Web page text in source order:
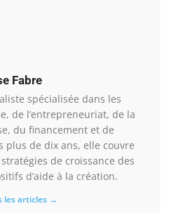
Fabre
spécialisée dans les
de l’entrepreneuriat, de la
du financement et de
plus de dix ans, elle couvre
de croissance des
d’aide à la création.
les articles →